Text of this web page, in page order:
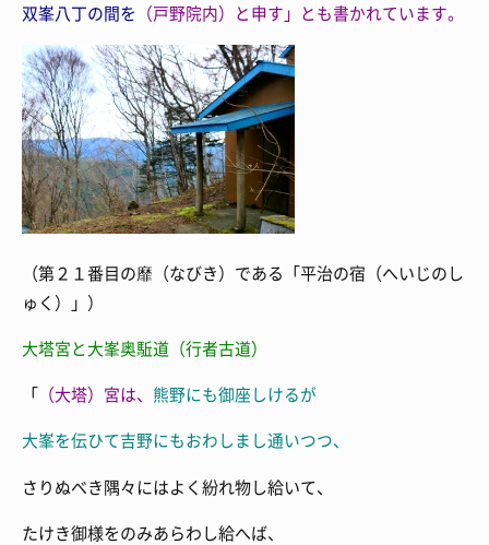
双峯八丁の間を （戸野院内）と申す」とも書かれています。
（第２１番目の靡（なびき）である「平治の宿（へいじのし
ゅく）」）
大塔宮と大峯奥駈道（行者古道）
「 （大塔）宮は、 熊野にも御座しけるが
大峯を伝ひて吉野にもおわしまし通いつつ、
さりぬべき隅々にはよく紛れ物し給いて、
たけき御様をのみあらわし給へば、